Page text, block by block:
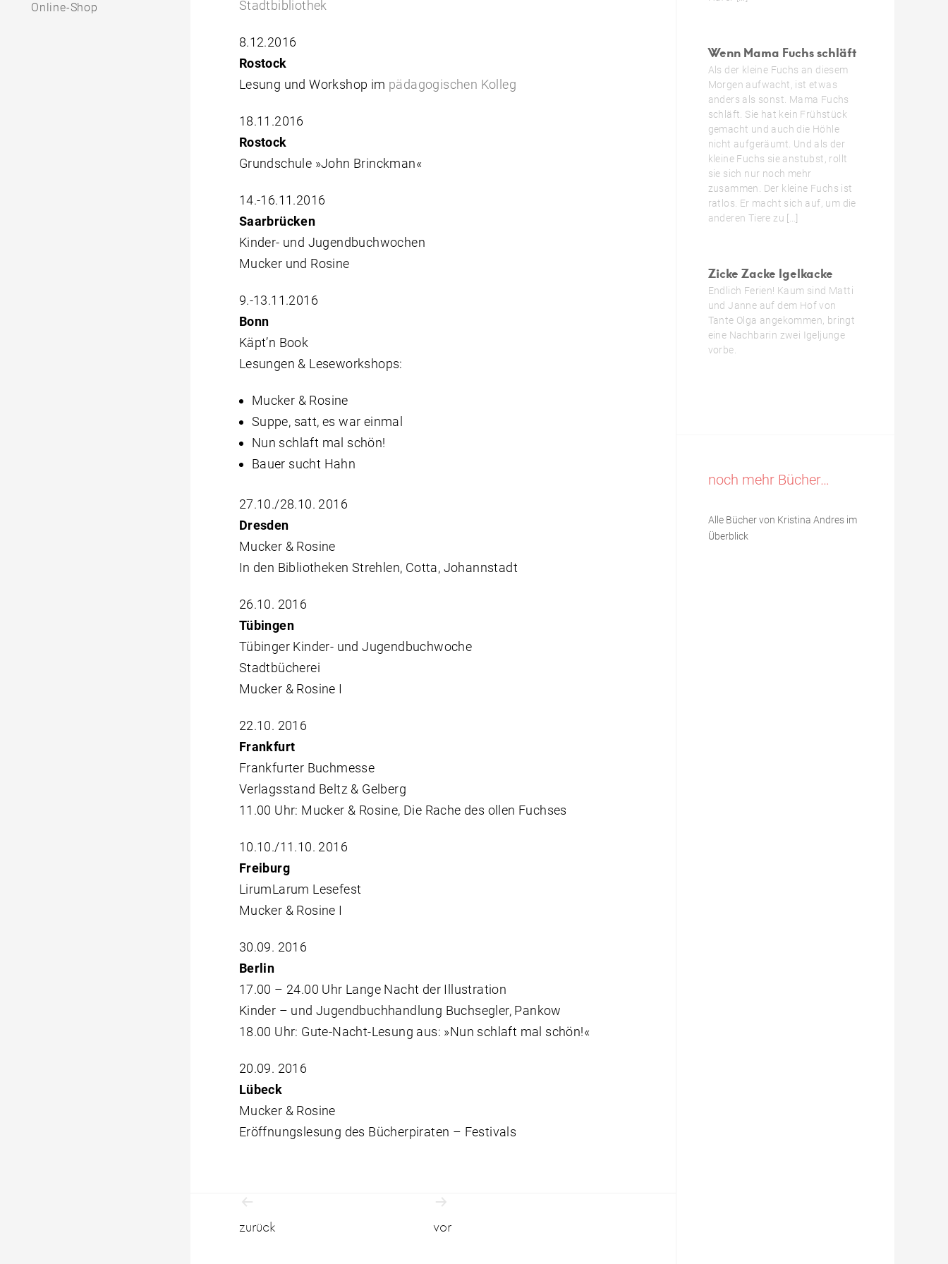
Online-Shop
Stadtbibliothek
8.12.2016
Rostock
Lesung und Workshop im pädagogischen Kolleg
18.11.2016
Rostock
Grundschule »John Brinckman«
14.-16.11.2016
Saarbrücken
Kinder- und Jugendbuchwochen
Mucker und Rosine
9.-13.11.2016
Bonn
Käpt’n Book
Lesungen & Leseworkshops:
Mucker & Rosine
Suppe, satt, es war einmal
Nun schlaft mal schön!
Bauer sucht Hahn
27.10./28.10. 2016
Dresden
Mucker & Rosine
In den Bibliotheken Strehlen, Cotta, Johannstadt
26.10. 2016
Tübingen
Tübinger Kinder- und Jugendbuchwoche
Stadtbücherei
Mucker & Rosine I
22.10. 2016
Frankfurt
Frankfurter Buchmesse
Verlagsstand Beltz & Gelberg
11.00 Uhr: Mucker & Rosine, Die Rache des ollen Fuchses
10.10./11.10. 2016
Freiburg
LirumLarum Lesefest
Mucker & Rosine I
30.09. 2016
Berlin
17.00 – 24.00 Uhr Lange Nacht der Illustration
Kinder – und Jugendbuchhandlung Buchsegler, Pankow
18.00 Uhr: Gute-Nacht-Lesung aus: »Nun schlaft mal schön!«
20.09. 2016
Lübeck
Mucker & Rosine
Eröffnungslesung des Bücherpiraten – Festivals
Beitragsnavigation
zurück vor
Wenn Mama Fuchs schläft
Als der kleine Fuchs an diesem
Morgen aufwacht, ist etwas
anders als sonst. Mama Fuchs
schläft. Sie hat kein Frühstück
gemacht und auch die Höhle
nicht aufgeräumt. Und als der
kleine Fuchs sie anstubst, rollt
sie sich nur noch mehr
zusammen. Der kleine Fuchs ist
ratlos. Er macht sich auf, um die
anderen Tiere zu […]
Zicke Zacke Igelkacke
Endlich Ferien! Kaum sind Matti
und Janne auf dem Hof von
Tante Olga angekommen, bringt
eine Nachbarin zwei Igeljunge
vorbe.
noch mehr Bücher…
Alle Bücher von Kristina Andres im
Überblick